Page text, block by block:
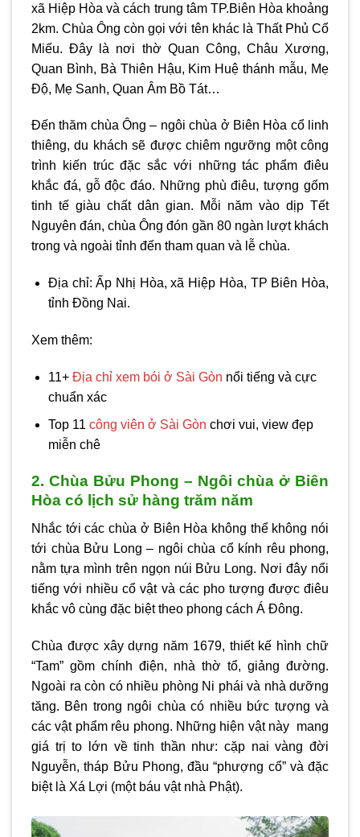
xã Hiệp Hòa và cách trung tâm TP.Biên Hòa khoảng
2km. Chùa Ông còn gọi với tên khác là Thất Phủ Cổ
Miếu. Đây là nơi thờ Quan Công, Châu Xương,
Quan Bình, Bà Thiên Hậu, Kim Huệ thánh mẫu, Mẹ
Độ, Mẹ Sanh, Quan Âm Bồ Tát…
Đến thăm chùa Ông – ngôi chùa ở Biên Hòa cổ linh
thiêng, du khách sẽ được chiêm ngưỡng một công
trình kiến trúc đặc sắc với những tác phẩm điêu
khắc đá, gỗ độc đáo. Những phù điêu, tượng gốm
tinh tế giàu chất dân gian. Mỗi năm vào dịp Tết
Nguyên đán, chùa Ông đón gần 80 ngàn lượt khách
trong và ngoài tỉnh đến tham quan và lễ chùa.
Địa chỉ: Ấp Nhị Hòa, xã Hiệp Hòa, TP Biên Hòa,
tỉnh Đồng Nai.
Xem thêm:
11+ Địa chỉ xem bói ở Sài Gòn nổi tiếng và cực
chuẩn xác
Top 11 công viên ở Sài Gòn chơi vui, view đẹp
miễn chê
2. Chùa Bửu Phong – Ngôi chùa ở Biên
Hòa có lịch sử hàng trăm năm
Nhắc tới các chùa ở Biên Hòa không thể không nói
tới chùa Bửu Long – ngôi chùa cổ kính rêu phong,
nằm tựa mình trên ngọn núi Bửu Long. Nơi đây nổi
tiếng với nhiều cổ vật và các pho tượng được điêu
khắc vô cùng đặc biệt theo phong cách Á Đông.
Chùa được xây dựng năm 1679, thiết kế hình chữ
“Tam” gồm chính điện, nhà thờ tổ, giảng đường.
Ngoài ra còn có nhiều phòng Ni phái và nhà dưỡng
tăng. Bên trong ngôi chùa có nhiều bức tượng và
các vật phẩm rêu phong. Những hiện vật này mang
giá trị to lớn về tinh thần như: cặp nai vàng đời
Nguyễn, tháp Bửu Phong, đầu “phượng cổ” và đặc
biệt là Xá Lợi (một báu vật nhà Phật).